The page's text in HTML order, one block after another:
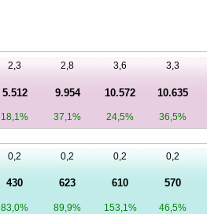
2,3 2,8 3,6 3,3
5.512 9.954 10.572 10.635
18,1% 37,1% 24,5% 36,5%
0,2 0,2 0,2 0,2
430 623 610 570
83,0% 89,9% 153,1% 46,5%